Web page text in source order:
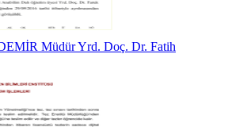
Müdür Yrd. Doç. Dr. Fatih